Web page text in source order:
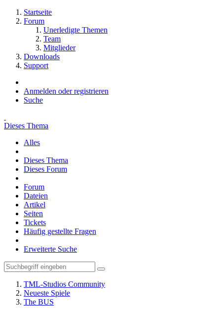
Startseite
Forum
Unerledigte Themen
Team
Mitglieder
Downloads
Support
Anmelden oder registrieren
Suche
Dieses Thema
Alles
Dieses Thema
Dieses Forum
Forum
Dateien
Artikel
Seiten
Tickets
Häufig gestellte Fragen
Erweiterte Suche
TML-Studios Community
Neueste Spiele
The BUS